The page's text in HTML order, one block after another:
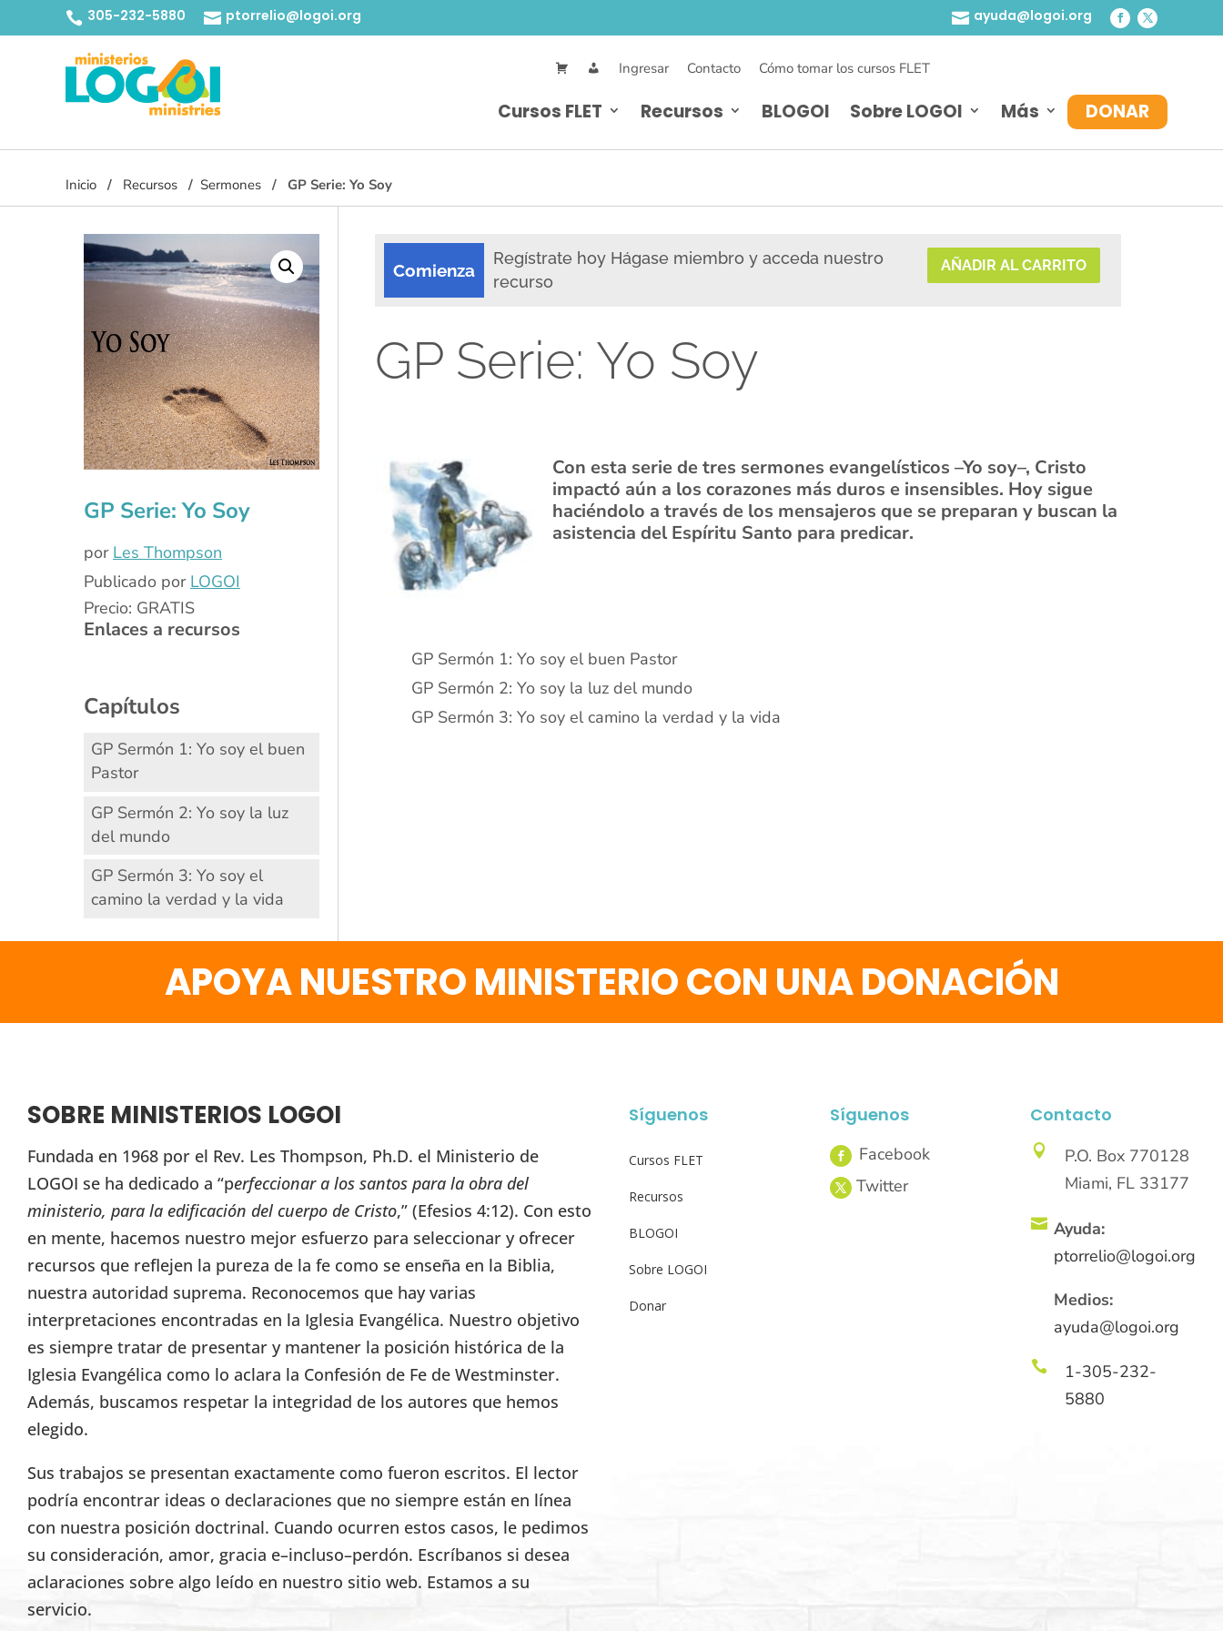
 305-232-5880  ptorrelio@logoi.org  ayuda@logoi.org
Ingresar Contacto Cómo tomar los cursos FLET
Cursos FLET Recursos BLOGOI Sobre LOGOI Más DONAR
Inicio Recursos Sermones GP Serie: Yo Soy
GP Serie: Yo Soy
por Les Thompson
Publicado por LOGOI
Precio: GRATIS
Enlaces a recursos
Capítulos
GP Sermón 1: Yo soy el buen
Pastor
GP Sermón 2: Yo soy la luz
del mundo
GP Sermón 3: Yo soy el
camino la verdad y la vida
Comienza
Regístrate hoy Hágase miembro y acceda nuestro
recurso
AÑADIR AL CARRITO
GP Serie: Yo Soy
Con esta serie de tres sermones evangelísticos –Yo soy–, Cristo
impactó aún a los corazones más duros e insensibles. Hoy sigue
haciéndolo a través de los mensajeros que se preparan y buscan la
asistencia del Espíritu Santo para predicar.
GP Sermón 1: Yo soy el buen Pastor
GP Sermón 2: Yo soy la luz del mundo
GP Sermón 3: Yo soy el camino la verdad y la vida
APOYA NUESTRO MINISTERIO CON UNA DONACIÓN
SOBRE MINISTERIOS LOGOI
Fundada en 1968 por el Rev. Les Thompson, Ph.D. el Ministerio de
LOGOI se ha dedicado a “perfeccionar a los santos para la obra del
ministerio, para la edificación del cuerpo de Cristo,” (Efesios 4:12). Con esto
en mente, hacemos nuestro mejor esfuerzo para seleccionar y ofrecer
recursos que reflejen la pureza de la fe como se enseña en la Biblia,
nuestra autoridad suprema. Reconocemos que hay varias
interpretaciones encontradas en la Iglesia Evangélica. Nuestro objetivo
es siempre tratar de presentar y mantener la posición histórica de la
Iglesia Evangélica como lo aclara la Confesión de Fe de Westminster.
Además, buscamos respetar la integridad de los autores que hemos
elegido.
Sus trabajos se presentan exactamente como fueron escritos. El lector
podría encontrar ideas o declaraciones que no siempre están en línea
con nuestra posición doctrinal. Cuando ocurren estos casos, le pedimos
su consideración, amor, gracia e–incluso–perdón. Escríbanos si desea
aclaraciones sobre algo leído en nuestro sitio web. Estamos a su
servicio.
Síguenos
Cursos FLET
Recursos
BLOGOI
Sobre LOGOI
Donar
Síguenos Contacto

P.O. Box 770128
Miami, FL 33177
 Ayuda:
ptorrelio@logoi.org
Medios:
ayuda@logoi.org

1-305-232-
5880